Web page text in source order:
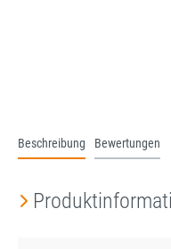
Beschreibung Bewertungen